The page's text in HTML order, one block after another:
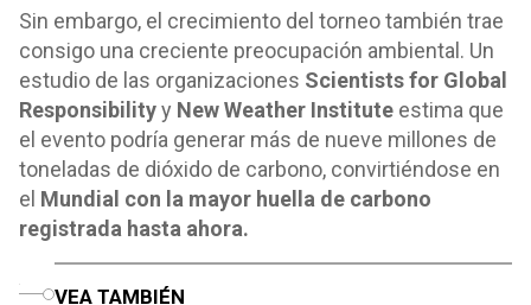
Sin embargo, el crecimiento del torneo también trae
consigo una creciente preocupación ambiental. Un
estudio de las organizaciones Scientists for Global
Responsibilityy New Weather Institute estima que
el evento podría generar más de nueve millones de
toneladas de dióxido de carbono, convirtiéndose en
el Mundial con la mayor huella de carbono
registrada hasta ahora.
VEA TAMBIÉN